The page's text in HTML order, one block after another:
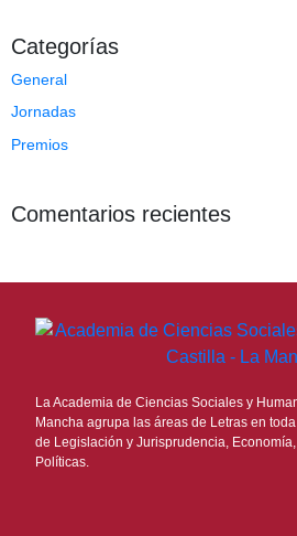
Categorías
General
Jornadas
Premios
Comentarios recientes
La Academia de Ciencias Sociales y
Mancha agrupa las áreas de Letras en
de Legislación y Jurisprudencia,
Políticas.